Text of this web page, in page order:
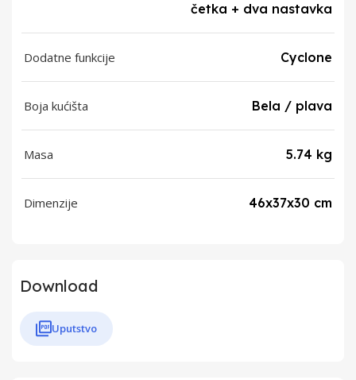
četka + dva nastavka
Dodatne funkcije Cyclone
Boja kućišta Bela / plava
Masa 5.74 kg
Dimenzije 46x37x30 cm
Download
Uputstvo